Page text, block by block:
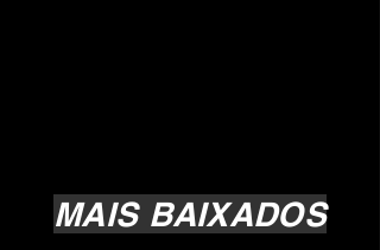
MAIS BAIXADOS